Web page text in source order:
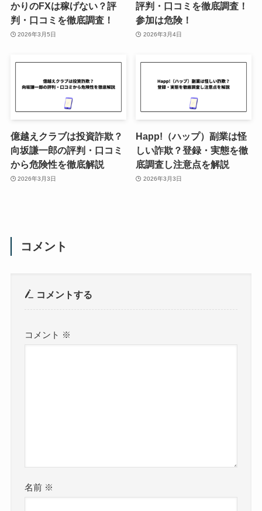
かりのFXは稼げない？評
判・口コミを徹底調査！
2026年3月5日
評判・口コミを徹底調査！
参加は危険！
2026年3月4日
億越えクラブは投資詐欺？
向坂謙一郎の評判・口コミ
から危険性を徹底解説
2026年3月3日
Happ!（ハップ）副業は怪
しい詐欺？登録・実態を徹
底調査し注意点を解説
2026年3月3日
コメント
コメントする
コメント ※
名前 ※